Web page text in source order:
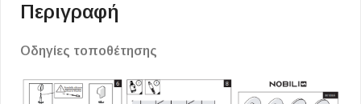
Περιγραφή
Οδηγίες τοποθέτησης